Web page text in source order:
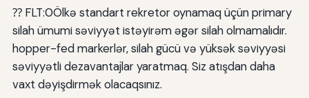
⁇ FLT:0Ölkə standart rekretor oynamaq üçün primary
silah ümumi səviyyət istəyirəm əgər silah olmamalıdır.
hopper-fed markerlər, silah gücü və yüksək səviyyəsi
səviyyətli dezavantajlar yaratmaq. Siz atışdan daha
vaxt dəyişdirmək olacaqsınız.